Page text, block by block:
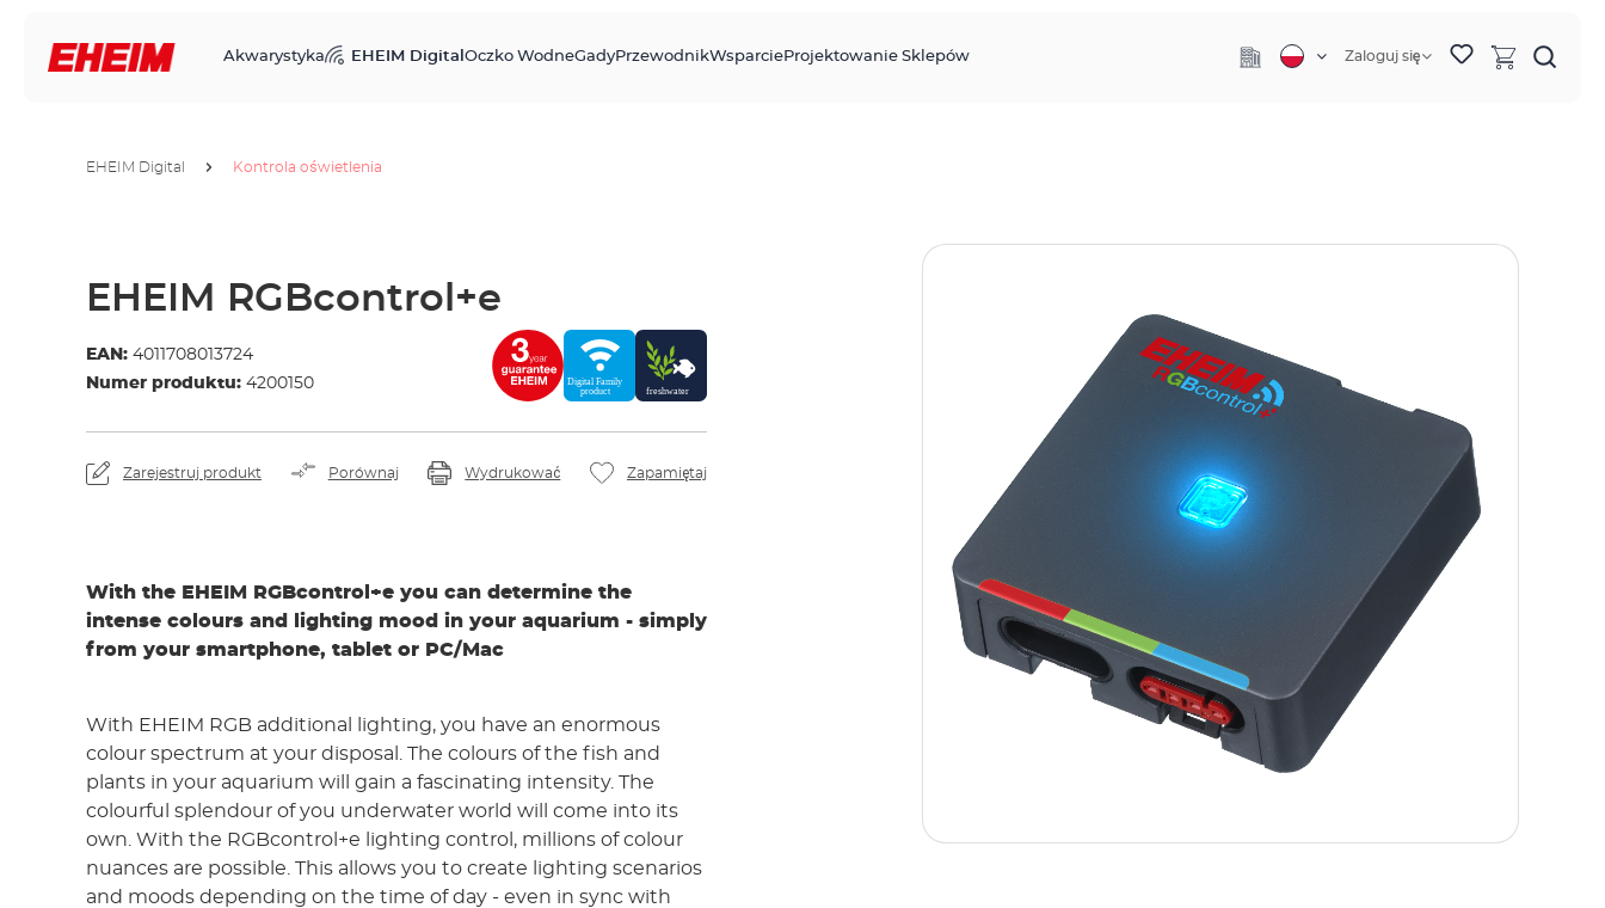
Akwarystyka EHEIM Digital Oczko WodneGadyPrzewodnikWsparcieProjektowanie Sklepów Zaloguj się
EHEIM Digital Kontrola oświetlenia
EHEIM RGBcontrol+e
EAN: 4011708013724
Numer produktu: 4200150
Zarejestruj produkt Porównaj Wydrukować Zapamiętaj
With the EHEIM RGBcontrol+e you can determine the
intense colours and lighting mood in your aquarium - simply
from your smartphone, tablet or PC/Mac
With EHEIM RGB additional lighting, you have an enormous
colour spectrum at your disposal. The colours of the fish and
plants in your aquarium will gain a fascinating intensity. The
colourful splendour of you underwater world will come into its
own. With the RGBcontrol+e lighting control, millions of colour
nuances are possible. This allows you to create lighting scenarios
and moods depending on the time of day - even in sync with